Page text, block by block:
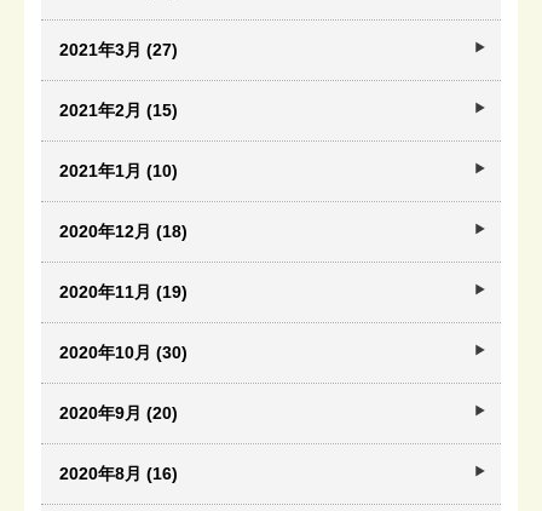
2021年3月 (27)
2021年2月 (15)
2021年1月 (10)
2020年12月 (18)
2020年11月 (19)
2020年10月 (30)
2020年9月 (20)
2020年8月 (16)